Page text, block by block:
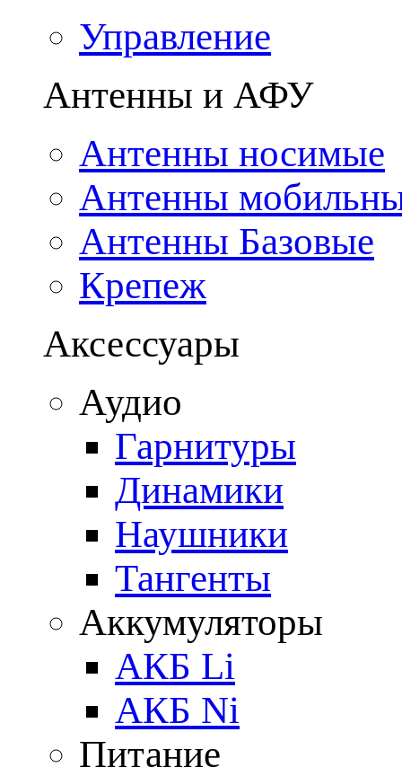
Управление
Антенны и АФУ
Антенны носимые
Антенны
Антенны Базовые
Крепеж
Аксессуары
Аудио
Гарнитуры
Динамики
Наушники
Тангенты
Аккумуляторы
АКБ Li
АКБ Ni
Питание